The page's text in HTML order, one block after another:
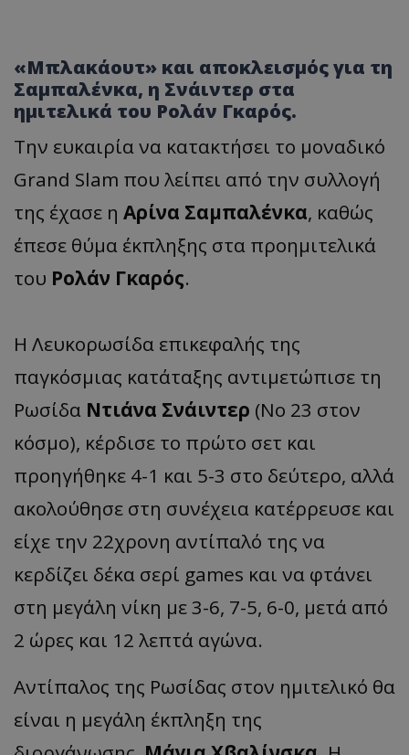
«Μπλακάουτ» και αποκλεισμός για τη
Σαμπαλένκα, η Σνάιντερ στα
ημιτελικά του Ρολάν Γκαρός.
Την ευκαιρία να κατακτήσει το μοναδικό
Grand Slam που λείπει από την συλλογή
της έχασε η Αρίνα Σαμπαλένκα, καθώς
έπεσε θύμα έκπληξης στα προημιτελικά
του Ρολάν Γκαρός.
Η Λευκορωσίδα επικεφαλής της
παγκόσμιας κατάταξης αντιμετώπισε τη
Ρωσίδα Ντιάνα Σνάιντερ (Νο 23 στον
κόσμο), κέρδισε το πρώτο σετ και
προηγήθηκε 4-1 και 5-3 στο δεύτερο, αλλά
ακολούθησε στη συνέχεια κατέρρευσε και
είχε την 22χρονη αντίπαλό της να
κερδίζει δέκα σερί games και να φτάνει
στη μεγάλη νίκη με 3-6, 7-5, 6-0, μετά από
2 ώρες και 12 λεπτά αγώνα.
Αντίπαλος της Ρωσίδας στον ημιτελικό θα
είναι η μεγάλη έκπληξη της